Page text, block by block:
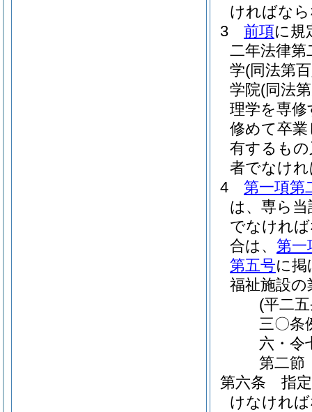
ければな
3
前項に規
二年法律第
学(同法第
学院(同法
理学を専
修めて卒
有するも
者でなけ
4
第一項第
は、専ら
でなけれ
合は、 第一
第五号に
福祉施設
(平二
三〇条
六・令
第二節
第六条
指
けなけれ